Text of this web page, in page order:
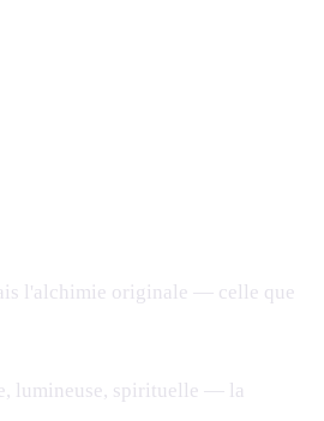
l'alchimie originale — celle que
lumineuse, spirituelle — la